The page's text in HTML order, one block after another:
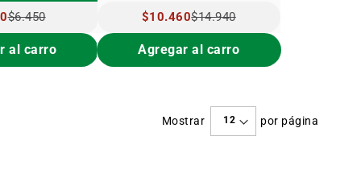
$6.450
al carro
PRECIO
ESPECIAL
$10.460$14.940
Agregar al carro
Mostrar por página